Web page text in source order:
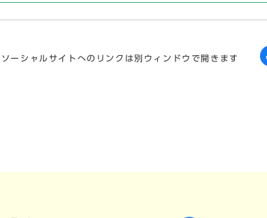
ソーシャルサイトへのリンクは別ウィンドウで開きます